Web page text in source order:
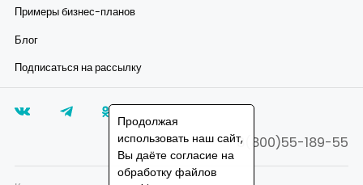
Примеры бизнес-планов
Блог
Подписаться на рассылку
8(800)55-189-55
Продолжая
использовать наш сайт,
Вы даёте согласие на
обработку файлов